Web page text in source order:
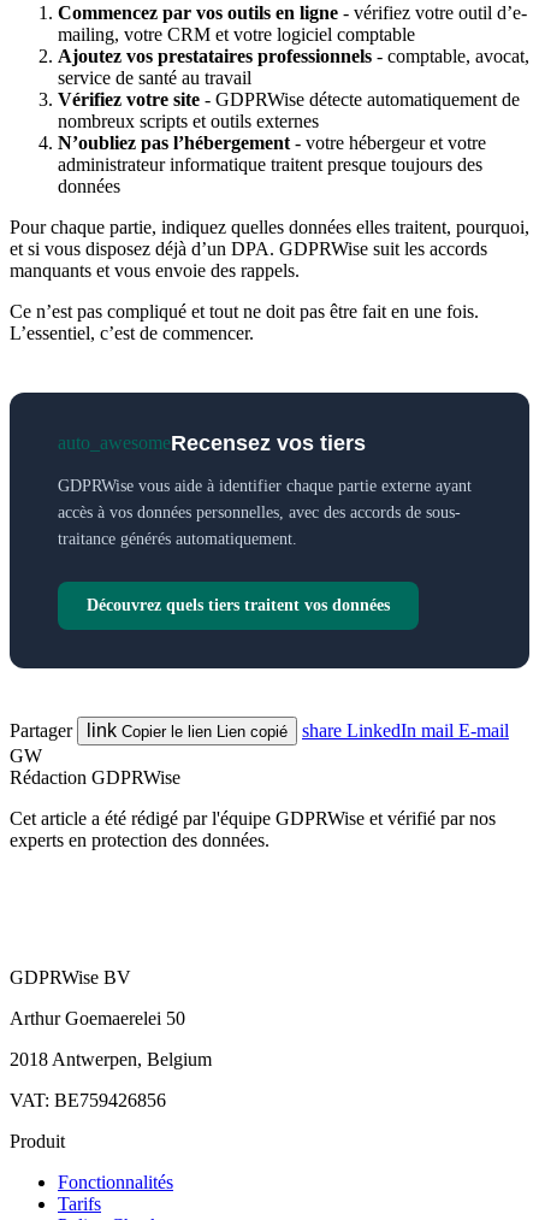
Commencez par vos outils en ligne - vérifiez votre outil d’e-
mailing, votre CRM et votre logiciel comptable
Ajoutez vos prestataires professionnels - comptable, avocat,
service de santé au travail
Vérifiez votre site - GDPRWise détecte automatiquement de
nombreux scripts et outils externes
N’oubliez pas l’hébergement - votre hébergeur et votre
administrateur informatique traitent presque toujours des
données
Pour chaque partie, indiquez quelles données elles traitent, pourquoi,
et si vous disposez déjà d’un DPA. GDPRWise suit les accords
manquants et vous envoie des rappels.
Ce n’est pas compliqué et tout ne doit pas être fait en une fois.
L’essentiel, c’est de commencer.
auto_awesomeRecensez vos tiers
GDPRWise vous aide à identifier chaque partie externe ayant
accès à vos données personnelles, avec des accords de sous-
traitance générés automatiquement.
Découvrez quels tiers traitent vos données
Partager link Copier le lien Lien copié share LinkedIn mail E-mail
GW
Rédaction GDPRWise
Cet article a été rédigé par l'équipe GDPRWise et vérifié par nos
experts en protection des données.
GDPRWise BV
Arthur Goemaerelei 50
2018 Antwerpen, Belgium
VAT: BE759426856
Produit
Fonctionnalités
Tarifs